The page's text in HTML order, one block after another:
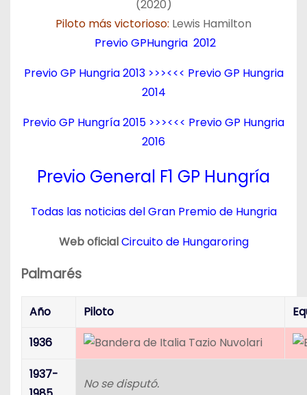
(2020)
Piloto más victorioso: Lewis Hamilton
Previo GPHungria2012
Previo GP Hungria2013 >>><<< Previo GP Hungria
2014
Previo GP Hungría 2015 >>><<< Previo GP Hungria
2016
Previo General F1 GP Hungría
Todas las noticias del Gran Premio de Hungria
Web oficialCircuito de Hungaroring
Palmarés
Año Piloto
1936
Tazio Nuvolari
1937-
No se disputó.